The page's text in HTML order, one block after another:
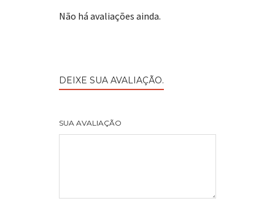
Não há avaliações ainda.
DEIXE SUA AVALIAÇÃO.
SUA AVALIAÇÃO